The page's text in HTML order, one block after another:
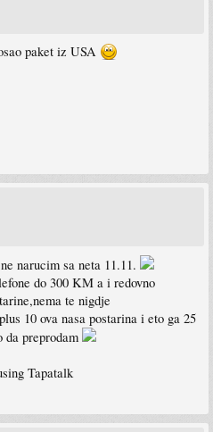
paket iz USA
narucim sa neta 11.11.
do 300 KM a i redovno
te nigdje
10 ova nasa postarina i eto ga 25
da preprodam
Tapatalk